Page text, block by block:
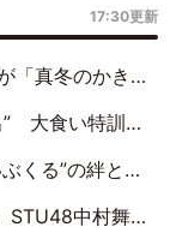
17:30更新
逆境をともに“凌”ぐ似た者同士の絆
ビア…盛りだくさんの裏話
・龍頭綺音の決意
しい挑戦は自らの手で